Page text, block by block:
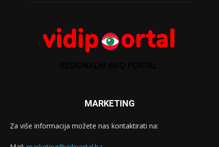
MARKETING
Za više informacija možete nas kontaktirati na: